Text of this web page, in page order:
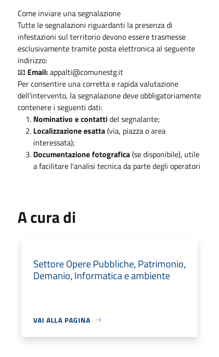
Come inviare una segnalazione
Tutte le segnalazioni riguardanti la presenza di
infestazioni sul territorio devono essere trasmesse
esclusivamente tramite posta elettronica al seguente
indirizzo:
📧 Email:appalti@comunestg.it
Per consentire una corretta e rapida valutazione
dell'intervento, la segnalazione deve obbligatoriamente
contenere i seguenti dati:
Nominativo e contattidel segnalante;
Localizzazione esatta(via, piazza o area
interessata);
Documentazione fotografica(se disponibile), utile
a facilitare l'analisi tecnica da parte degli operatori
A cura di
Settore Opere Pubbliche, Patrimonio,
Demanio, Informatica e ambiente
VAI ALLA PAGINA